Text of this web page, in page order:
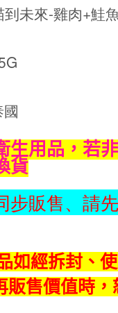
到未來-雞肉+鮭
生用品，若
貨
步販售、請
如經拆封、
販售價值時